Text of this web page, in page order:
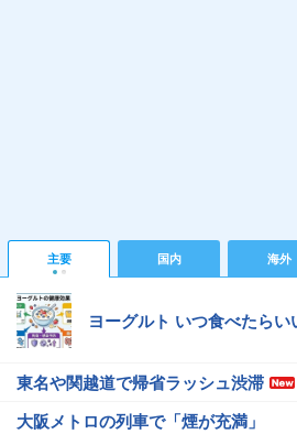
主要 国内 海外
ヨーグルト いつ食べたらい
東名や関越道で帰省ラッシュ渋滞
大阪メトロの列車で「煙が充満」